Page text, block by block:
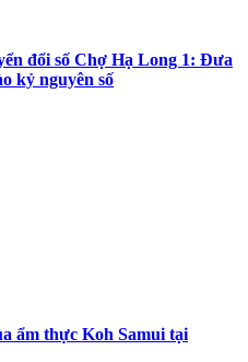
đổi số Chợ Hạ Long 1: Đưa
kỷ nguyên số
ẩm thực Koh Samui tại